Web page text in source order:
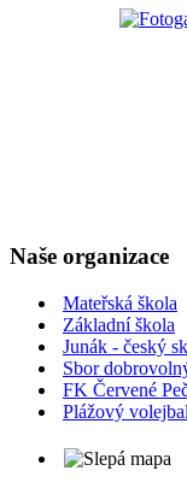
Naše organizace
Mateřská škola
Základní škola
Junák - český
Sbor
FK Červené
Plážový volejbal